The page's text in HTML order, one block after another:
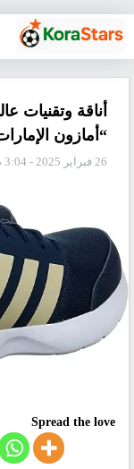
أناقة وتقنيات
“أمازون
26 فبراير 2025 - 3:04 م
Spread the love